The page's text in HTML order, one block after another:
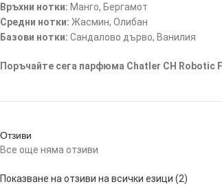
Връхни нотки: Манго, Бергамот
Средни нотки: Жасмин, Олибан
Базови нотки: Сандалово дърво, Ванилия
Поръчайте сега парфюма Chatler CH Robotic
Отзиви
Все още няма отзиви
Показване на отзиви на всички езици (2)